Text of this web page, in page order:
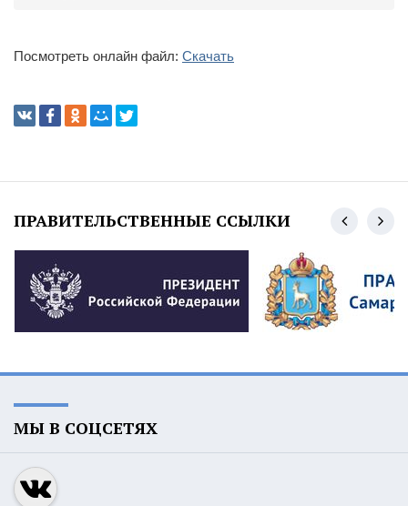
Посмотреть онлайн файл: Скачать
ПРАВИТЕЛЬСТВЕННЫЕ ССЫЛКИ
МЫ В СОЦСЕТЯХ